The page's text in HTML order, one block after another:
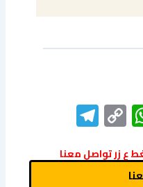
WhatsApp
Copy
Link
ع زر تواصل معنا